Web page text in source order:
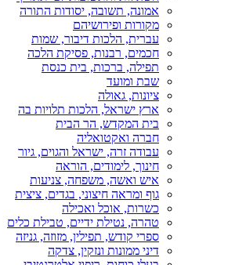
אמונה, תשובה, יסודות התורה
מקורות ופירושיהם
עברית, הלכות דיבור, שמות
חכמים, רבנות, פסיקת הלכה
תפילה, ברכות, בית כנסת
שבת ומועד
ציונות, גאולה
ארץ ישראל, הלכות תלויות בה
בית המקדש, הר הבית
חברה ואקטואליה
עבודה זרה, ישראל והגוים, גיור
חינוך, לימודים, הוראה
איש ואשה, משפחה, צניעות
גוף ומראה חיצוני, בגדים, ציצית
כשרות, אוכל ואכילה
טהרה, נטילת ידיים, טבילת כלים
ספרי קודש, תפילין, מזוזה, גניזה
דיני ממונות ונזקין, צדקה